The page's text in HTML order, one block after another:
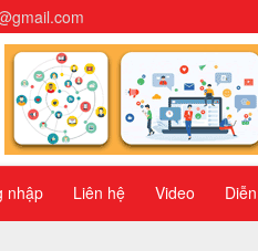
nhập Liên hệ Video